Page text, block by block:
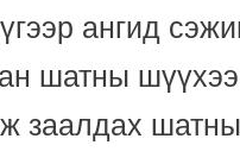
ангид
шатны
заалдах